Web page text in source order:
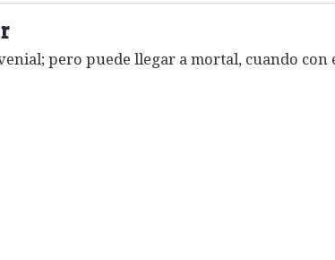
pero puede llegar a mortal, cuando con